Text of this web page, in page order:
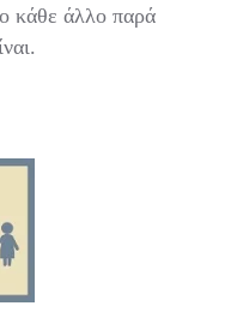
κάθε άλλο παρά